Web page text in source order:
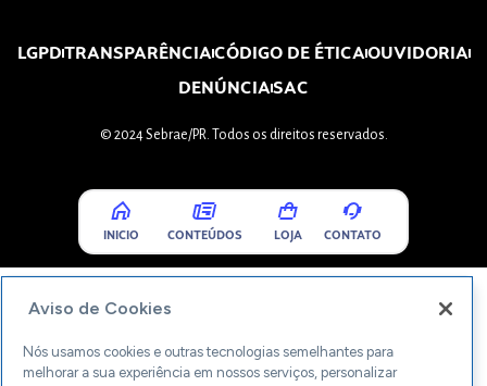
LGPDTRANSPARÊNCIACÓDIGO DE ÉTICAOUVIDORIA
DENÚNCIASAC
© 2024 Sebrae/PR. Todos os direitos reservados.
INICIO CONTEÚDOS LOJA CONTATO
Aviso de Cookies
Nós usamos cookies e outras tecnologias semelhantes para
melhorar a sua experiência em nossos serviços, personalizar